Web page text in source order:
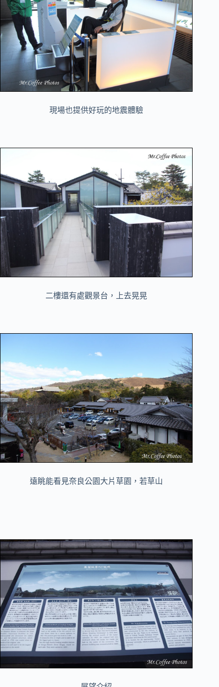
現場也提供好玩的地震體驗
二樓還有處觀景台，上去晃晃
遠眺能看見奈良公園大片草園，若草山